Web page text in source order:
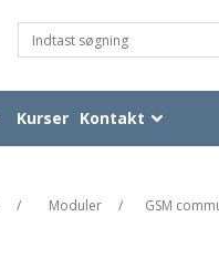
Kurser Kontakt
/ Moduler / GSM